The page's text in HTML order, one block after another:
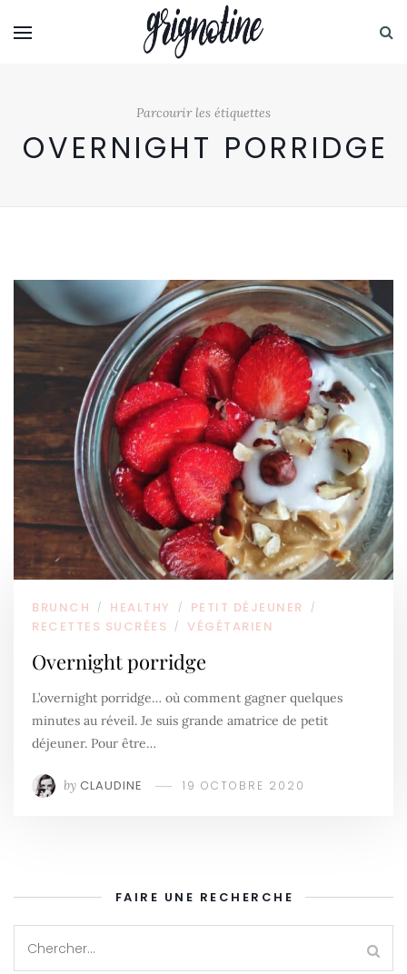
Parcourir les étiquettes
OVERNIGHT PORRIDGE
BRUNCH / HEALTHY / PETIT DÉJEUNER /
RECETTES SUCRÉES / VÉGÉTARIEN
Overnight porridge
L’overnight porridge… où comment gagner quelques
minutes au réveil. Je suis grande amatrice de petit
déjeuner. Pour être…
by CLAUDINE 19 OCTOBRE 2020
FAIRE UNE RECHERCHE